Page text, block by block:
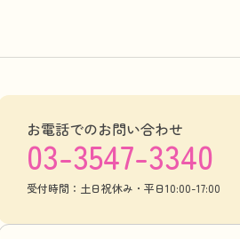
お電話でのお問い合わせ
03-3547-3340
受付時間：土日祝休み・平日10:00-17:00